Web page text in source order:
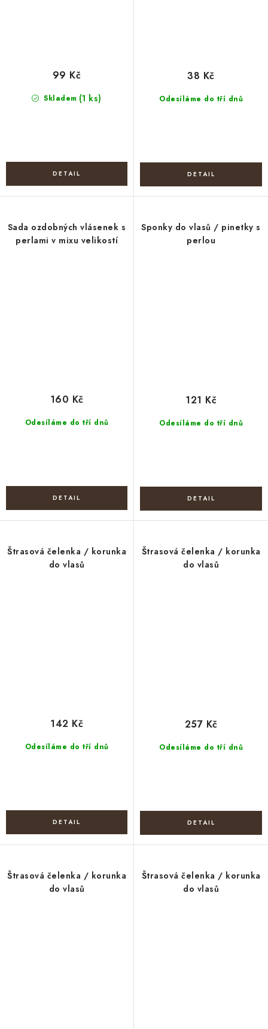
Skladem (1 ks)
99 Kč
Odesíláme do tří dnů
38 Kč
Sada ozdobných vlásenek s
perlami v mixu velikostí
Odesíláme do tří dnů
160 Kč
Sponky do vlasů / pinetky s
perlou
Odesíláme do tří dnů
121 Kč
Štrasová čelenka / korunka
do vlasů
Odesíláme do tří dnů
142 Kč
Štrasová čelenka / korunka
do vlasů
Odesíláme do tří dnů
257 Kč
Štrasová čelenka / korunka
do vlasů
Štrasová čelenka / korunka
do vlasů